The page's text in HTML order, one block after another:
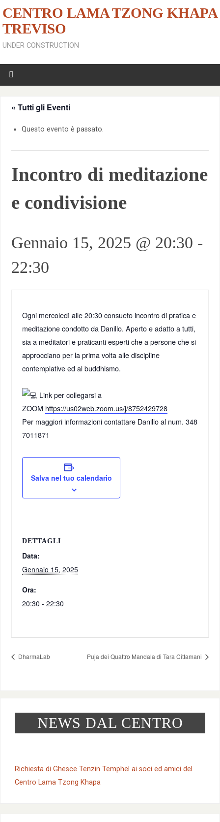
CENTRO LAMA TZONG KHAPA
TREVISO
UNDER CONSTRUCTION
« Tutti gli Eventi
Questo evento è passato.
Incontro di meditazione
e condivisione
Gennaio 15, 2025 @ 20:30 -
22:30
Ogni mercoledì alle 20:30 consueto incontro di pratica e
meditazione condotto da Danillo. Aperto e adatto a tutti,
sia a meditatori e praticanti esperti che a persone che si
approcciano per la prima volta alle discipline
contemplative ed al buddhismo.
Link per collegarsi a
ZOOM https://us02web.zoom.us/j/8752429728
Per maggiori informazioni contattare Danillo al num. 348
7011871
Salva nel tuo calendario
DETTAGLI
Data:
Gennaio 15, 2025
Ora:
20:30 - 22:30
DharmaLab Puja dei Quattro Mandala di Tara Cittamani
NEWS DAL CENTRO
Richiesta di Ghesce Tenzin Temphel ai soci ed amici del
Centro Lama Tzong Khapa